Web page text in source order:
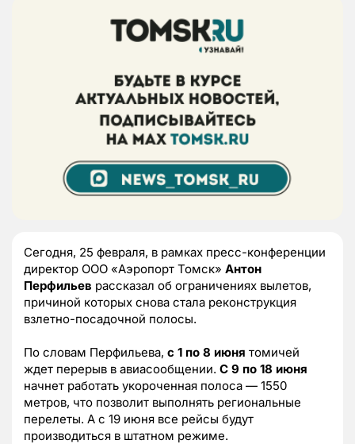
Сегодня, 25 февраля, в рамках пресс-конференции
директор ООО «Аэропорт Томск» Антон
Перфильев рассказал об ограничениях вылетов,
причиной которых снова стала реконструкция
взлетно-посадочной полосы.
По словам Перфильева, с 1 по 8 июня томичей
ждет перерыв в авиасообщении. С 9 по 18 июня
начнет работать укороченная полоса — 1550
метров, что позволит выполнять региональные
перелеты. А с 19 июня все рейсы будут
производиться в штатном режиме.